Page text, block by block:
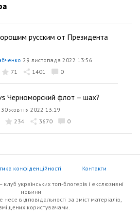
русским от Президента
29 листопада 2022 13:56
71 1401 0
Черноморский флот – шах?
30 жовтня 2022 13:19
234 3670 0
конфіденційності Контакти
українських топ-блогерів i екслюзивнi
новини
несе відповідальності за зміст матеріалів,
користувачами.